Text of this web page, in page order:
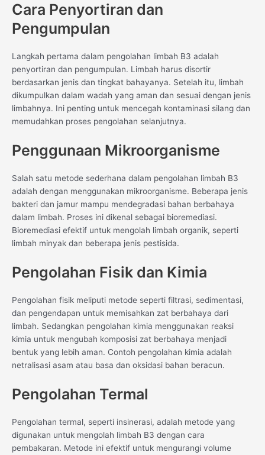
Cara Penyortiran dan
Pengumpulan
Langkah pertama dalam pengolahan limbah B3 adalah
penyortiran dan pengumpulan. Limbah harus disortir
berdasarkan jenis dan tingkat bahayanya. Setelah itu, limbah
dikumpulkan dalam wadah yang aman dan sesuai dengan jenis
limbahnya. Ini penting untuk mencegah kontaminasi silang dan
memudahkan proses pengolahan selanjutnya.
Penggunaan Mikroorganisme
Salah satu metode sederhana dalam pengolahan limbah B3
adalah dengan menggunakan mikroorganisme. Beberapa jenis
bakteri dan jamur mampu mendegradasi bahan berbahaya
dalam limbah. Proses ini dikenal sebagai bioremediasi.
Bioremediasi efektif untuk mengolah limbah organik, seperti
limbah minyak dan beberapa jenis pestisida.
Pengolahan Fisik dan Kimia
Pengolahan fisik meliputi metode seperti filtrasi, sedimentasi,
dan pengendapan untuk memisahkan zat berbahaya dari
limbah. Sedangkan pengolahan kimia menggunakan reaksi
kimia untuk mengubah komposisi zat berbahaya menjadi
bentuk yang lebih aman. Contoh pengolahan kimia adalah
netralisasi asam atau basa dan oksidasi bahan beracun.
Pengolahan Termal
Pengolahan termal, seperti insinerasi, adalah metode yang
digunakan untuk mengolah limbah B3 dengan cara
pembakaran. Metode ini efektif untuk mengurangi volume